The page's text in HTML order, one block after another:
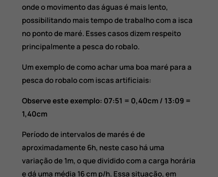
onde o movimento das águas é mais lento,
possibilitando mais tempo de trabalho com a isca
no ponto de maré. Esses casos dizem respeito
principalmente a pesca do robalo.
Um exemplo de como achar uma boa maré para a
pesca do robalo com iscas artificiais:
Observe este exemplo: 07:51 = 0,40cm / 13:09 =
1,40cm
Período de intervalos de marés é de
aproximadamente 6h, neste caso há uma
variação de 1m, o que dividido com a carga horária
e dá uma média 16 cm p/h. Essa situação, em